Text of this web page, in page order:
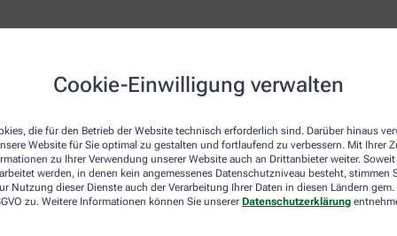
Cookie-Einwilligung verwalten
die für den Betrieb der Website technisch erforderlich sind. Darüber hinaus
Website für Sie optimal zu gestalten und fortlaufend zu verbessern. Mit Ihrer
zu Ihrer Verwendung unserer Website auch an Drittanbieter weiter. Soweit
werden, in denen kein angemessenes Datenschutzniveau besteht, stimmen
Nutzung dieser Dienste auch der Verarbeitung Ihrer Daten in diesen Ländern
zu. Weitere Informationen können Sie unserer Datenschutzerklärung
erhöhten Cholesterinwerte
wähnt sich oft in Sicherheit, weil hohe Cholesterinwerte
die Blutfettwerte in die Höhe treiben. Dazu gehören auch
chronischer Stress, Alkoholkonsum und Medikamente wie
Baby-Pille untersucht und bei jungen Frauen (14 bis 19
Punkt 4). Als großer Risikofaktor hat sich in den
Cholesterin im Blut.